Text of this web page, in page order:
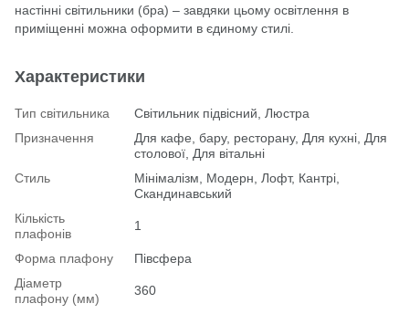
настінні світильники (бра) – завдяки цьому освітлення в
приміщенні можна оформити в єдиному стилі.
Характеристики
Тип світильника
Світильник підвісний, Люстра
Призначення
Для кафе, бару, ресторану, Для кухні, Для
столової, Для вітальні
Стиль
Мінімалізм, Модерн, Лофт, Кантрі,
Скандинавський
Кількість
плафонів
1
Форма плафону
Півсфера
Діаметр
плафону (мм)
360